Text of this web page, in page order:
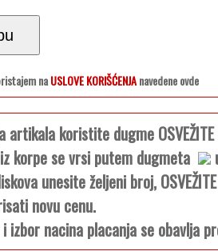
naUSLOVE KORIŠĆENJAnavedene ovde
artikala koristite dugme OSVEŽITE
korpe se vrsi putem dugmeta
unesite željeni broj,
novu cenu.
izbor nacina placanja se obavlja